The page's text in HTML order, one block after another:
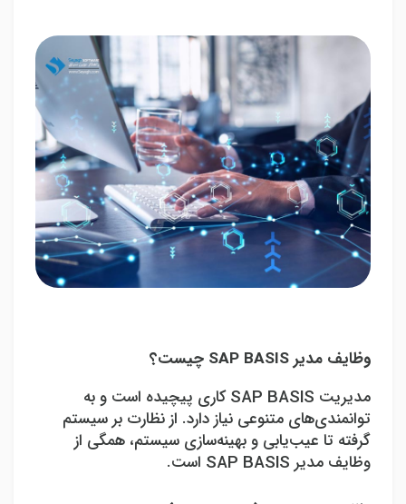
وظایف مدیرSAP BASIS چیست؟
مدیریت SAP BASISکاری پیچیده است و به
توانمندی‌های متنوعی نیاز دارد. از نظارت بر سیستم
گرفته تا عیب‌یابی و بهینه‌سازی سیستم، همگی از
وظایف مدیر SAP BASIS است.